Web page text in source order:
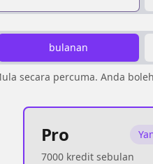
bulanan
secara percuma. Anda
Pro
7000 kredit sebulan